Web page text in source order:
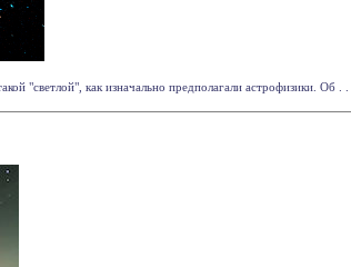
"светлой", как изначально предполагали астрофизики. Об . . .